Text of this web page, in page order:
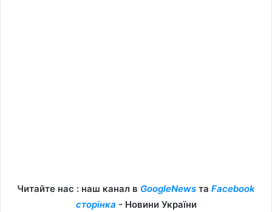
Читайте нас : наш канал в GoogleNews та Facebook
сторінка - Новини України